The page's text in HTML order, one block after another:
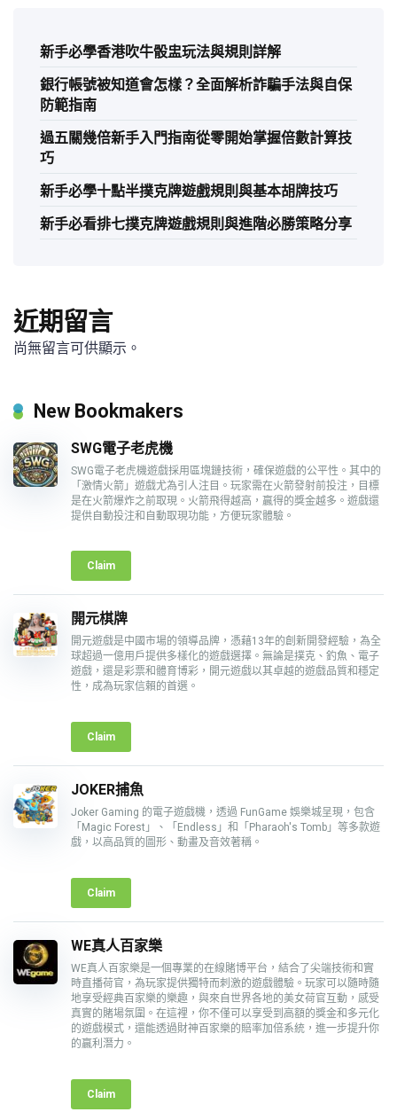
新手必學香港吹牛骰盅玩法與規則詳解
銀行帳號被知道會怎樣？全面解析詐騙手法與自保
防範指南
過五關幾倍新手入門指南從零開始掌握倍數計算技
巧
新手必學十點半撲克牌遊戲規則與基本胡牌技巧
新手必看排七撲克牌遊戲規則與進階必勝策略分享
近期留言
尚無留言可供顯示。
New Bookmakers
SWG電子老虎機
SWG電子老虎機遊戲採用區塊鏈技術，確保遊戲的公平性。其中的
「激情火箭」遊戲尤為引人注目。玩家需在火箭發射前投注，目標
是在火箭爆炸之前取現。火箭飛得越高，贏得的獎金越多。遊戲還
提供自動投注和自動取現功能，方便玩家體驗。
Claim
開元棋牌
開元遊戲是中國市場的領導品牌，憑藉13年的創新開發經驗，為全
球超過一億用戶提供多樣化的遊戲選擇。無論是撲克、釣魚、電子
遊戲，還是彩票和體育博彩，開元遊戲以其卓越的遊戲品質和穩定
性，成為玩家信賴的首選。
Claim
JOKER捕魚
Joker Gaming 的電子遊戲機，透過 FunGame 娛樂城呈現，包含
「Magic Forest」、「Endless」和「Pharaoh's Tomb」等多款遊
戲，以高品質的圖形、動畫及音效著稱。
Claim
WE真人百家樂
WE真人百家樂是一個專業的在線賭博平台，結合了尖端技術和實
時直播荷官，為玩家提供獨特而刺激的遊戲體驗。玩家可以隨時隨
地享受經典百家樂的樂趣，與來自世界各地的美女荷官互動，感受
真實的賭場氛圍。在這裡，你不僅可以享受到高額的獎金和多元化
的遊戲模式，還能透過財神百家樂的賠率加倍系統，進一步提升你
的贏利潛力。
Claim